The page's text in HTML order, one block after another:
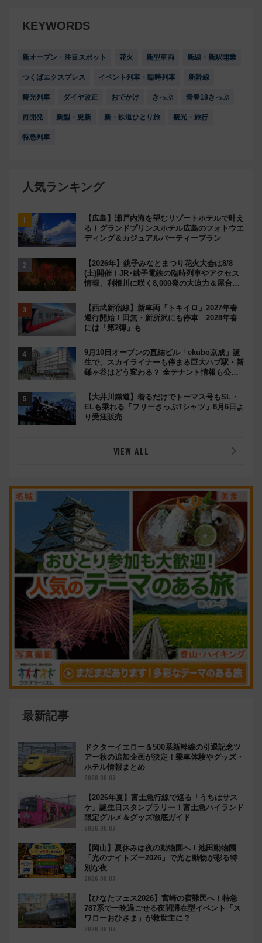
KEYWORDS
新オープン・注目スポット 花火 新型車両 新線・新駅開業
つくばエクスプレス イベント列車・臨時列車 新幹線
観光列車 ダイヤ改正 おでかけ きっぷ 青春18きっぷ
再開発 新型・更新 新・鉄道ひとり旅 観光・旅行
特急列車
人気ランキング
【広島】瀬戸内海を望むリゾートホテルで叶え
る！グランドプリンスホテル広島のフォトウエ
ディング＆カジュアルパーティープラン
【2026年】銚子みなとまつり花火大会は8/8
(土)開催！JR･銚子電鉄の臨時列車やアクセス
情報、利根川に咲く8,000発の大迫力＆屋台を
【西武新宿線】新車両「トキイロ」2027年春
運行開始！田無・新所沢にも停車 2028年春
には「第2弾」も
9月10日オープンの直結ビル「ekubo京成」誕
生で、スカイライナーも停まる巨大ハブ駅・新
鎌ヶ谷はどう変わる？ 全テナント情報も公
【大井川鐵道】着るだけでトーマス号もSL・
ELも乗れる「フリーきっぷTシャツ」8月6日よ
り受注販売
VIEW ALL
最新記事
ドクターイエロー＆500系新幹線の引退記念ツ
アー秋の追加企画が決定！乗車体験やグッズ・
ホテル情報まとめ
2026.08.07
【2026年夏】富士急行線で巡る「うちはサス
ケ」誕生日スタンプラリー！富士急ハイランド
限定グルメ＆グッズ徹底ガイド
2026.08.07
【岡山】夏休みは夜の動物園へ！池田動物園
「光のナイトズー2026」で光と動物が彩る特
別な夜
2026.08.07
【ひなたフェス2026】宮崎の宿難民へ！特急
787系で一晩過ごせる夜間滞在型イベント「ス
ワローおひさま」が救世主に？
2026.08.07